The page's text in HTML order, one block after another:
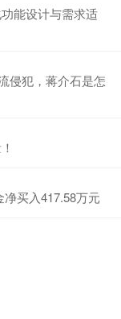
能设计与需求适
侵犯，蒋介石是怎
买入417.58万元